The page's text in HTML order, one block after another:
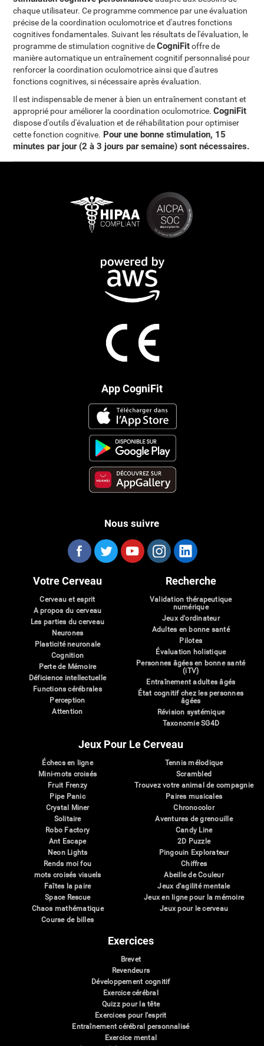
chaque utilisateur. Ce programme commence par une évaluation
précise de la coordination oculomotrice et d'autres fonctions
cognitives fondamentales. Suivant les résultats de l'évaluation, le
programme de stimulation cognitive deCogniFitoffre de
manière automatique un entraînement cognitif personnalisé pour
renforcer la coordination oculomotrice ainsi que d'autres
fonctions cognitives, si nécessaire après évaluation.
Il est indispensable de mener à bien un entraînement constant et
approprié pour améliorer la coordination oculomotrice.CogniFit
dispose d'outils d'évaluation et de réhabilitation pour optimiser
cette fonction cognitive. Pour une bonne stimulation, 15
minutes par jour (2 à 3 jours par semaine) sont nécessaires.
App CogniFit
Nous suivre
Votre Cerveau
Cerveau et esprit
A propos du cerveau
Les parties du cerveau
Neurones
Plasticité neuronale
Cognition
Perte de Mémoire
Déficience intellectuelle
Functions cérébrales
Perception
Attention
Recherche
Validation thérapeutique
numérique
Jeux d'ordinateur
Adultes en bonne santé
Pilotes
Évaluation holistique
Personnes âgées en bonne santé
(iTV)
Entraînement adultes âgés
État cognitif chez les personnes
âgées
Révision systémique
Taxonomie SG4D
Jeux Pour Le Cerveau
Échecs en ligne
Mini-mots croisés
Fruit Frenzy
Pipe Panic
Crystal Miner
Solitaire
Robo Factory
Ant Escape
Neon Lights
Rends moi fou
mots croisés visuels
Faîtes la paire
Space Rescue
Chaos mathématique
Course de billes
Tennis mélodique
Scrambled
Trouvez votre animal de compagnie
Paires musicales
Chronocolor
Aventures de grenouille
Candy Line
2D Puzzle
Pingouin Explorateur
Chiffres
Abeille de Couleur
Jeux d'agilité mentale
Jeux en ligne pour la mémoire
Jeux pour le cerveau
Exercices
Brevet
Revendeurs
Développement cognitif
Exercice cérébral
Quizz pour la tête
Exercices pour l'esprit
Entraînement cérébral personnalisé
Exercice mental